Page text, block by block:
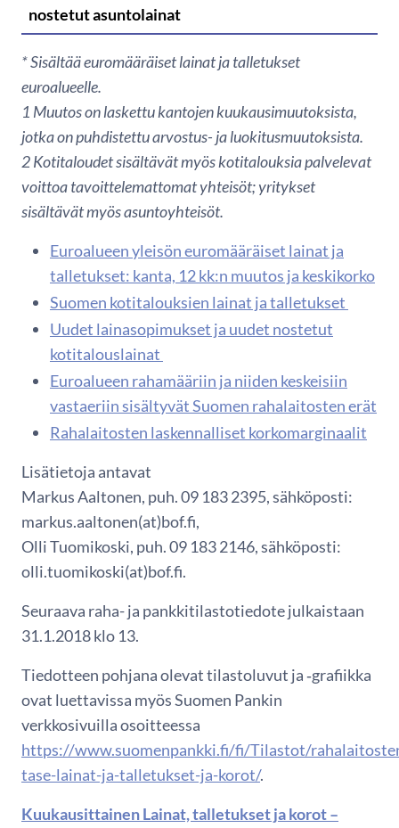
nostetut asuntolainat
* Sisältää euromääräiset lainat ja talletukset
euroalueelle.
1 Muutos on laskettu kantojen kuukausimuutoksista,
jotka on puhdistettu arvostus- ja luokitusmuutoksista.
2 Kotitaloudet sisältävät myös kotitalouksia palvelevat
voittoa tavoittelemattomat yhteisöt; yritykset
sisältävät myös asuntoyhteisöt.
Euroalueen yleisön euromääräiset lainat ja
talletukset: kanta, 12 kk:n muutos ja keskikorko
Suomen kotitalouksien lainat ja talletukset
Uudet lainasopimukset ja uudet nostetut
kotitalouslainat
Euroalueen rahamääriin ja niiden keskeisiin
vastaeriin sisältyvät Suomen rahalaitosten erät
Rahalaitosten laskennalliset korkomarginaalit
Lisätietoja antavat
Markus Aaltonen, puh. 09 183 2395, sähköposti:
markus.aaltonen(at)bof.fi,
Olli Tuomikoski, puh. 09 183 2146, sähköposti:
olli.tuomikoski(at)bof.fi.
Seuraava raha- ja pankkitilastotiedote julkaistaan
31.1.2018 klo 13.
Tiedotteen pohjana olevat tilastoluvut ja ‑grafiikka
ovat luettavissa myös Suomen Pankin
verkkosivuilla osoitteessa
https://www.suomenpankki.fi/fi/Tilastot/
tase-lainat-ja-talletukset-ja-korot/.
Kuukausittainen Lainat, talletukset ja korot –